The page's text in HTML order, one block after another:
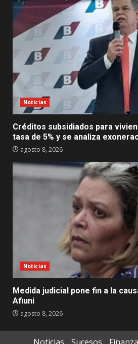
Noticias
Créditos subsidiados para
tasa de 5% y se analiza
agosto 8, 2026
Noticias
Medida judicial pone fin a la
Afiuni
agosto 8, 2026
Noticias Sucesos